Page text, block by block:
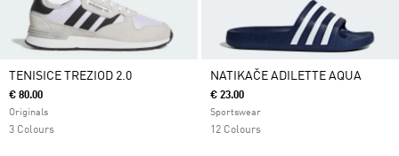
TENISICE TREZIOD 2.0
€ 80.00
Originals
3 Colours
NATIKAČE ADILETTE AQUA
€ 23.00
Sportswear
12 Colours